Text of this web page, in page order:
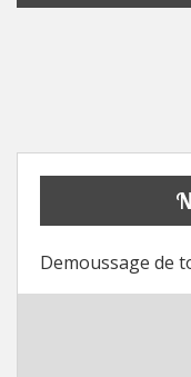
Demoussage de